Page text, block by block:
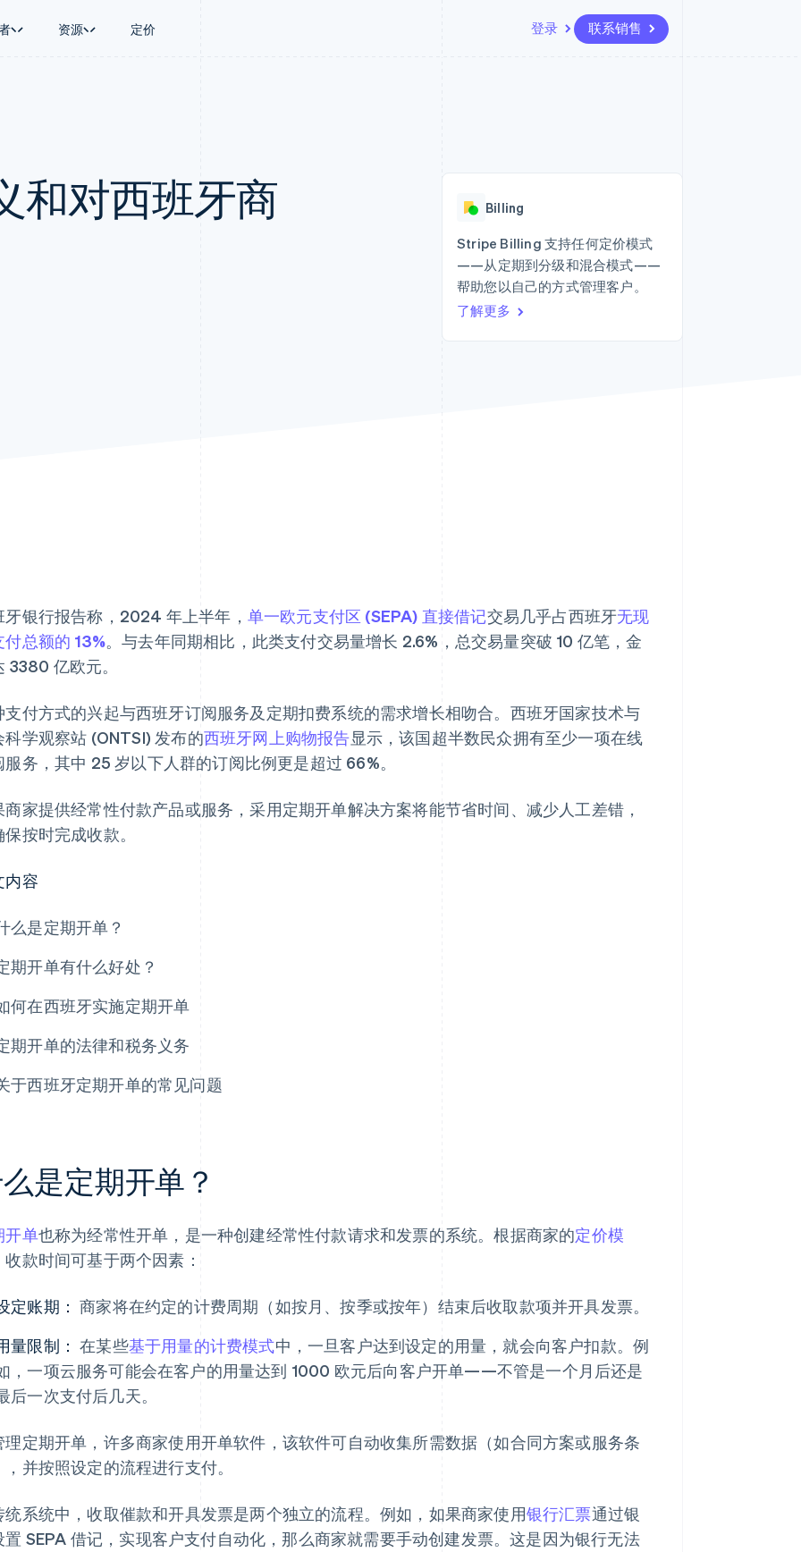
资源 定价 登录 联系销售
向第三方打款
Capital
企业融资
Radar
初创企业注册
Climate
碳移除
酒店、旅游与休闲
保险
媒体与娱乐
管理订阅
提供按用量计费
发行稳定币支持的支付卡
通过智能体配置和管理服务
API 状态
资讯中心
Stripe Press
和对西班牙商 Billing
Stripe Billing 支持任何定价模式
——从定期到分级和混合模式——
帮助您以自己的方式管理客户。
了解更多
牙银行报告称，2024 年上半年， 单一欧元支付区 (SEPA) 直接借记交易几乎占西班牙无现
付总额的 13%。与去年同期相比，此类支付交易量增长 2.6%，总交易量突破 10 亿笔，金
3380 亿欧元。
支付方式的兴起与西班牙订阅服务及定期扣费系统的需求增长相吻合。西班牙国家技术与
科学观察站 (ONTSI) 发布的西班牙网上购物报告显示，该国超半数民众拥有至少一项在线
服务，其中 25 岁以下人群的订阅比例更是超过 66%。
商家提供经常性付款产品或服务，采用定期开单解决方案将能节省时间、减少人工差错，
按时完成收款。
内容
么是定期开单？
期开单有什么好处？
何在西班牙实施定期开单
期开单的法律和税务义务
于西班牙定期开单的常见问题
是定期开单？
开单也称为经常性开单，是一种创建经常性付款请求和发票的系统。根据商家的定价模
收款时间可基于两个因素：
定账期： 商家将在约定的计费周期（如按月、按季或按年）结束后收取款项并开具发票。
量限制： 在某些基于用量的计费模式中，一旦客户达到设定的用量，就会向客户扣款。例
，一项云服务可能会在客户的用量达到 1000 欧元后向客户开单——不管是一个月后还是
后一次支付后几天。
理定期开单，许多商家使用开单软件，该软件可自动收集所需数据（如合同方案或服务条
，并按照设定的流程进行支付。
统系统中，收取催款和开具发票是两个独立的流程。例如，如果商家使用银行汇票通过银
置 SEPA 借记，实现客户支付自动化，那么商家就需要手动创建发票。这是因为银行无法